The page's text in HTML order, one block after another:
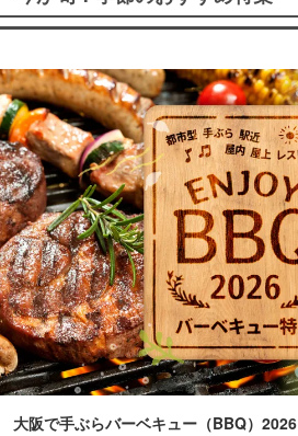
大阪で手ぶらバーベキュー（BBQ）2026